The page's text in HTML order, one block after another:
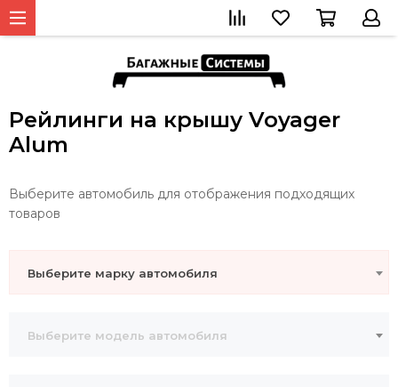
Рейлинги на крышу Voyager
Alum
Выберите автомобиль для отображения подходящих
товаров
Выберите марку автомобиля
Выберите модель автомобиля